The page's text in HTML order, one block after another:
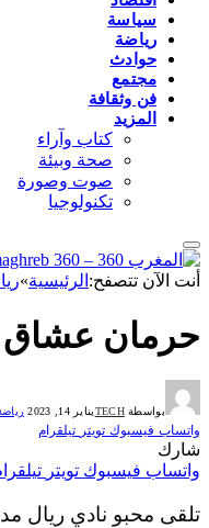
سياسة
رياضة
حوادث
مجتمع
فن وثقافة
المزيد
كتاب وآراء
صحة وبيئة
صوت وصورة
تكنولوجيا
أنت الآن تتصفح: الرئيسية»
حرمان عشاق
بواسطة TECHيناير 14, 2023
واتساب فيسبوك تويتر تيلقرام
شارك
واتساب فيسبوك تويتر
تلقى محبو نادي ريال